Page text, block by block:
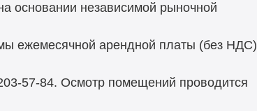
основании независимой рыночной
ежемесячной арендной платы (без НДС)
57-84. Осмотр помещений проводится